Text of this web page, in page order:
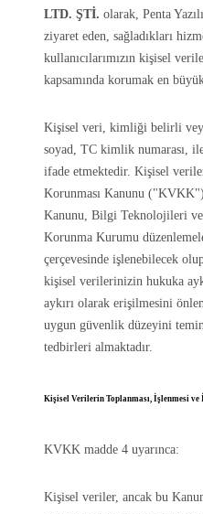
LTD. ŞTİ. olarak, Penta
ziyaret eden, sağladıkları
kullanıcılarımızın kişisel
kapsamında korumak en
Kişisel veri, kimliği belirli
soyad, TC kimlik numarası,
ifade etmektedir. Kişisel
Korunması Kanunu
Kanunu, Bilgi Teknolojileri
Korunma Kurumu
çerçevesinde işlenebilecek
kişisel verilerinizin hukuka
aykırı olarak erişilmesini
uygun güvenlik düzeyini
tedbirleri almaktadır.
Kişisel Verilerin Toplanması, İşlenmesi ve
KVKK madde 4 uyarınca:
Kişisel veriler, ancak bu